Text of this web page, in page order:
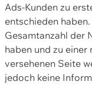
Ads-Kunden zu
entschieden
Gesamtanzahl der
haben und zu
versehenen Seite
jedoch keine